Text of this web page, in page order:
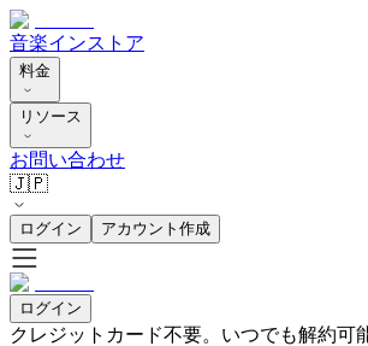
音楽インストア
料金
リソース
お問い合わせ
🇯🇵
ログイン アカウント作成
ログイン
クレジットカード不要。いつでも解約可